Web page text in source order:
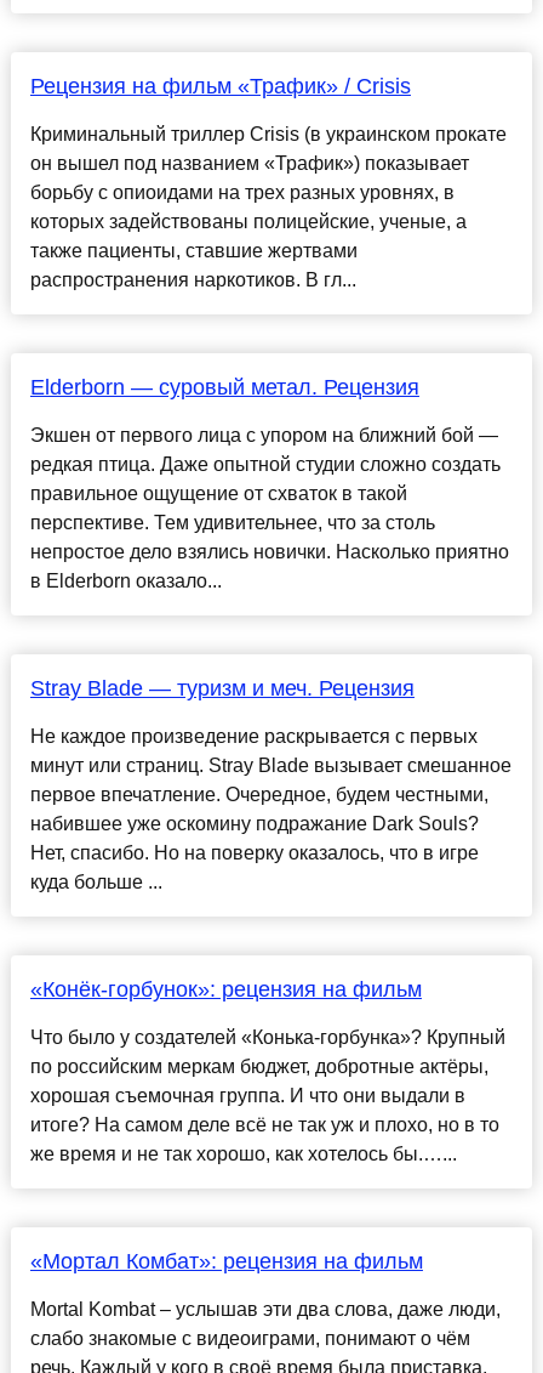
Рецензия на фильм «Трафик» / Crisis
Криминальный триллер Crisis (в украинском прокате
он вышел под названием «Трафик») показывает
борьбу с опиоидами на трех разных уровнях, в
которых задействованы полицейские, ученые, а
также пациенты, ставшие жертвами
распространения наркотиков. В гл...
Elderborn — суровый метал. Рецензия
Экшен от первого лица с упором на ближний бой —
редкая птица. Даже опытной студии сложно создать
правильное ощущение от схваток в такой
перспективе. Тем удивительнее, что за столь
непростое дело взялись новички. Насколько приятно
в Elderborn оказало...
Stray Blade — туризм и меч. Рецензия
Не каждое произведение раскрывается с первых
минут или страниц. Stray Blade вызывает смешанное
первое впечатление. Очередное, будем честными,
набившее уже оскомину подражание Dark Souls?
Нет, спасибо. Но на поверку оказалось, что в игре
куда больше ...
«Конёк-горбунок»: рецензия на фильм
Что было у создателей «Конька-горбунка»? Крупный
по российским меркам бюджет, добротные актёры,
хорошая съемочная группа. И что они выдали в
итоге? На самом деле всё не так уж и плохо, но в то
же время и не так хорошо, как хотелось бы.…...
«Мортал Комбат»: рецензия на фильм
Mortal Kombat – услышав эти два слова, даже люди,
слабо знакомые с видеоиграми, понимают о чём
речь. Каждый у кого в своё время была приставка,